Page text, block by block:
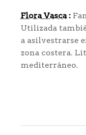
Flora Vasca:
Utilizada
a asilvestrarse
zona costera.
mediterráneo.